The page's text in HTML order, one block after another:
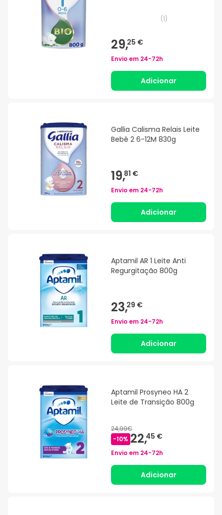
(1)
29,25 €
Envio em 24-72h
Adicionar
Gallia Calisma Relais Leite
Bebê 2 6-12M 830g
19,81 €
Envio em 24-72h
Adicionar
Aptamil AR 1 Leite Anti
Regurgitação 800g
23,29 €
Envio em 24-72h
Adicionar
Aptamil Prosyneo HA 2
Leite de Transição 800g
24,99€
-10% 22,45 €
Envio em 24-72h
Adicionar